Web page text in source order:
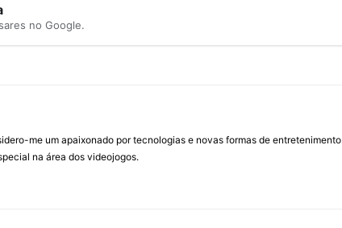
no Google.
me um apaixonado por tecnologias e novas formas de
na área dos videojogos.